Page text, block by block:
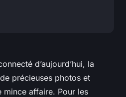
d’aujourd’hui, la
précieuses photos et
mince affaire. Pour les